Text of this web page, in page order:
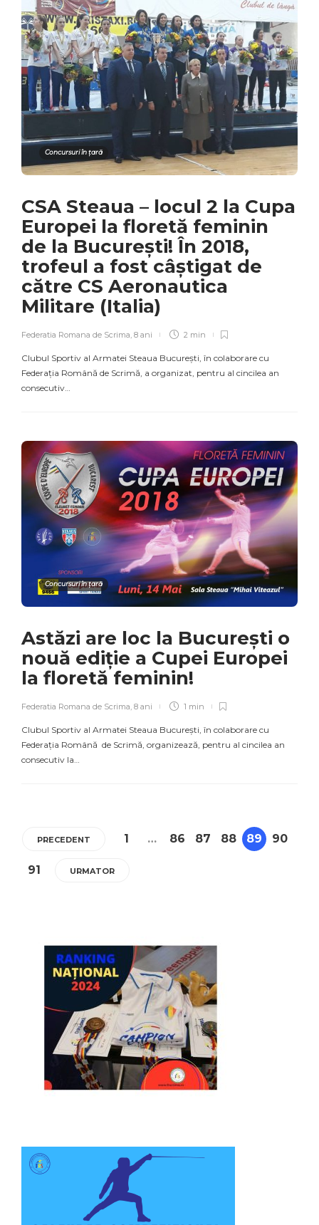
Concursuri în țară
CSA Steaua – locul 2 la Cupa
Europei la floretă feminin
de la București! În 2018,
trofeul a fost câștigat de
către CS Aeronautica
Militare (Italia)
Federatia Romana de Scrima, 8 ani 2 min
Clubul Sportiv al Armatei Steaua București, în colaborare cu
Federația Română de Scrimă, a organizat, pentru al cincilea an
consecutiv…
Concursuri în țară
Astăzi are loc la București o
nouă ediție a Cupei Europei
la floretă feminin!
Federatia Romana de Scrima, 8 ani 1 min
Clubul Sportiv al Armatei Steaua București, în colaborare cu
Federația Română de Scrimă, organizează, pentru al cincilea an
consecutiv la…
PRECEDENT 1 … 86 87 88 89 90
91 URMATOR